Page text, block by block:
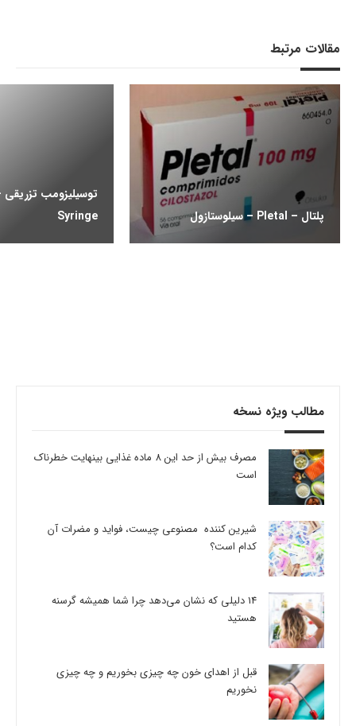
مقالات مرتبط
پلتال – Pletal – سیلوستازول Syringe
مطالب ویژه نسخه
مصرف بیش از حد این 8 ماده غذایی بینهایت خطرناک
است
شیرین کننده مصنوعی چیست، فواید و مضرات آن
کدام است؟
14 دلیلی که نشان می‌دهد چرا شما همیشه گرسنه
هستید
قبل از اهدای خون چه چیزی بخوریم و چه چیزی
نخوریم